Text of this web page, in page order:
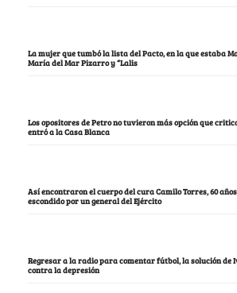
La mujer que tumbó la lista del Pacto, en la que estaba
María del Mar Pizarro y “Lalis
Los opositores de Petro no tuvieron más opción que
entró a la Casa Blanca
Así encontraron el cuerpo del cura Camilo Torres, 60
escondido por un general del Ejército
Regresar a la radio para comentar fútbol, la solución de
contra la depresión